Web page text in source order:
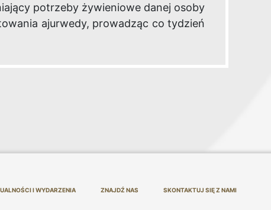
potrzeby żywieniowe danej osoby
ajurwedy, prowadząc co tydzień
I WYDARZENIA ZNAJDŹ NAS SKONTAKTUJ SIĘ Z NAMI